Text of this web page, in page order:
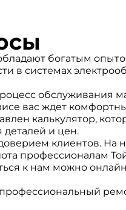
богатым
в системах
обслуживания
вас ждет
калькулятор,
и цен.
клиентов. На
профессионалам
к нам можно